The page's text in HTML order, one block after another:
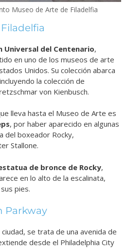
Museo de Arte de Filadelfia
Universal del Centenario,
en uno de los museos de arte
Unidos. Su colección abarca
la colección de
von Kienbusch.
lleva hasta el Museo de Arte es
, por haber aparecido en algunas
del boxeador Rocky,
Stallone.
de bronce de Rocky,
en lo alto de la escalinata,
pies.
Parkway
se trata de una avenida de
desde el Philadelphia City